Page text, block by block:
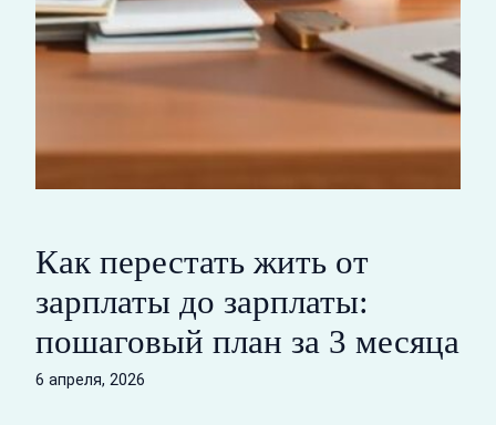
Как перестать жить от
зарплаты до зарплаты:
пошаговый план за 3 месяца
6 апреля, 2026